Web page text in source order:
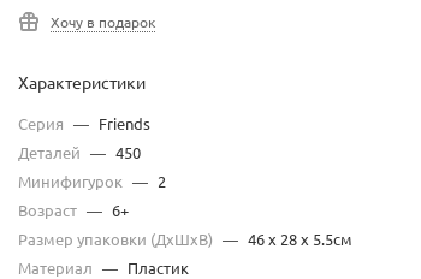
Хочу в подарок
Характеристики
Серия — Friends
Деталей — 450
Минифигурок — 2
Возраст — 6+
Размер упаковки (ДхШхВ) — 46 x 28 x 5.5см
Материал — Пластик